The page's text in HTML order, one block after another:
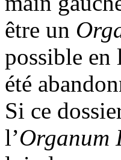
être un
possible en
été
Si ce
l’Organum